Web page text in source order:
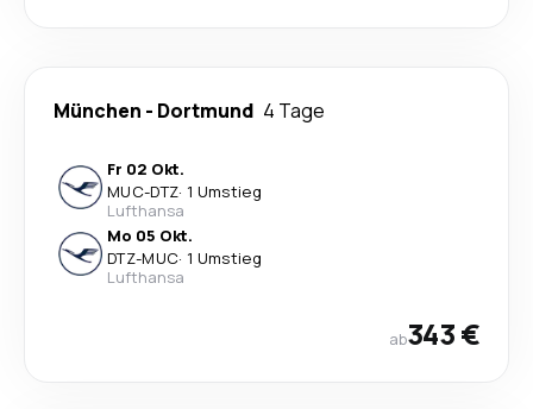
München - Dortmund 4 Tage
Fr 02 Okt.
MUC-DTZ· 1 Umstieg
Lufthansa
Mo 05 Okt.
DTZ-MUC· 1 Umstieg
Lufthansa
ab343 €